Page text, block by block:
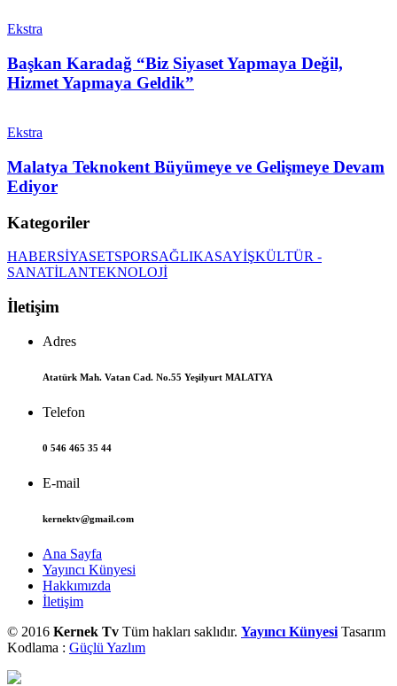
Ekstra
Başkan Karadağ “Biz Siyaset Yapmaya Değil,
Hizmet Yapmaya Geldik”
Ekstra
Malatya Teknokent Büyümeye ve Gelişmeye Devam
Ediyor
Kategoriler
HABERSİYASETSPORSAĞLIKASAYİŞKÜLTÜR -
SANATİLANTEKNOLOJİ
İletişim
Adres
Atatürk Mah. Vatan Cad. No.55 Yeşilyurt MALATYA
Telefon
0 546 465 35 44
E-mail
kernektv@gmail.com
Ana Sayfa
Yayıncı Künyesi
Hakkımızda
İletişim
© 2016 Kernek Tv Tüm hakları saklıdır. Yayıncı Künyesi Tasarım
Kodlama : Güçlü Yazlım